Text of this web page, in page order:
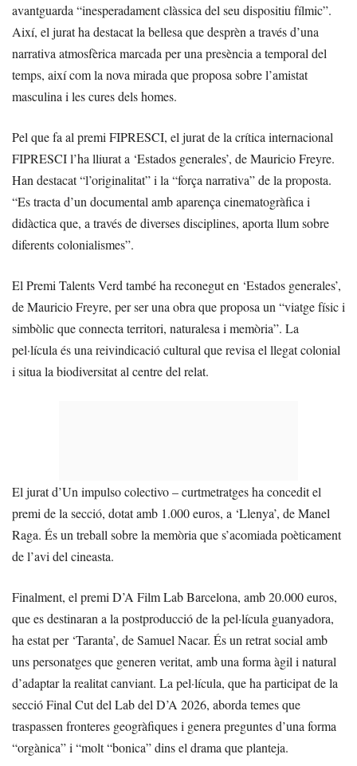
avantguarda “inesperadament clàssica del seu dispositiu fílmic”.
Així, el jurat ha destacat la bellesa que desprèn a través d’una
narrativa atmosfèrica marcada per una presència a temporal del
temps, així com la nova mirada que proposa sobre l’amistat
masculina i les cures dels homes.
Pel que fa al premi FIPRESCI, el jurat de la crítica internacional
FIPRESCI l’ha lliurat a ‘Estados generales’, de Mauricio Freyre.
Han destacat “l’originalitat” i la “força narrativa” de la proposta.
“Es tracta d’un documental amb aparença cinematogràfica i
didàctica que, a través de diverses disciplines, aporta llum sobre
diferents colonialismes”.
El Premi Talents Verd també ha reconegut en ‘Estados generales’,
de Mauricio Freyre, per ser una obra que proposa un “viatge físic i
simbòlic que connecta territori, naturalesa i memòria”. La
pel·lícula és una reivindicació cultural que revisa el llegat colonial
i situa la biodiversitat al centre del relat.
El jurat d’Un impulso colectivo – curtmetratges ha concedit el
premi de la secció, dotat amb 1.000 euros, a ‘Llenya’, de Manel
Raga. És un treball sobre la memòria que s’acomiada poèticament
de l’avi del cineasta.
Finalment, el premi D’A Film Lab Barcelona, amb 20.000 euros,
que es destinaran a la postproducció de la pel·lícula guanyadora,
ha estat per ‘Taranta’, de Samuel Nacar. És un retrat social amb
uns personatges que generen veritat, amb una forma àgil i natural
d’adaptar la realitat canviant. La pel·lícula, que ha participat de la
secció Final Cut del Lab del D’A 2026, aborda temes que
traspassen fronteres geogràfiques i genera preguntes d’una forma
“orgànica” i “molt “bonica” dins el drama que planteja.